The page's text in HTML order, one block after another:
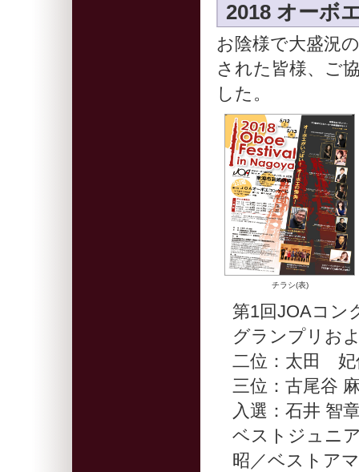
2018 オーボ
お陰様で大盛況
された皆様、ご
した。
チラシ(表)
第1回JOAコン
グランプリお
二位：太田 妃
三位：古尾谷
入選：石井 智
ベストジュニ
昭／ベストア